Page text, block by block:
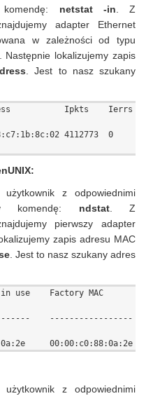
komendę: netstat -in . Z
adapter Ethernet
w zależności od typu
lokalizujemy zapis
. Jest to nasz szukany
Ipkts    Ierrs
4112773  0
z odpowiednimi
komendę: ndstat. Z
pierwszy adapter
zapis adresu MAC
. Jest to nasz szukany adres
use    Factory MAC
-----------------
z odpowiednimi